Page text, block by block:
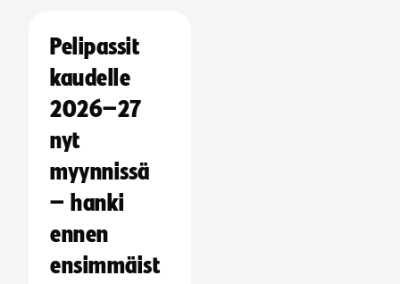
Pelipassit
kaudelle
2026–27
nyt
myynnissä
– hanki
ennen
ensimmäist